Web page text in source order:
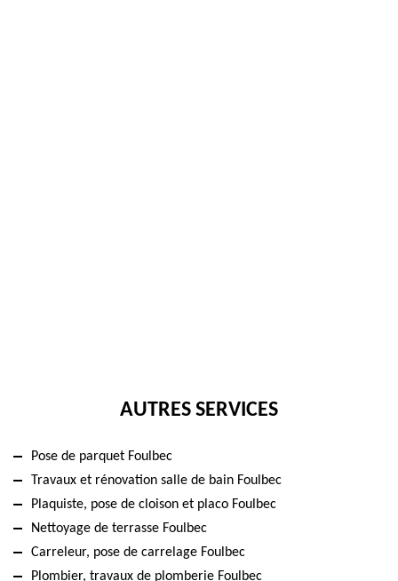
AUTRES SERVICES
Pose de parquet Foulbec
Travaux et rénovation salle de bain Foulbec
Plaquiste, pose de cloison et placo Foulbec
Nettoyage de terrasse Foulbec
Carreleur, pose de carrelage Foulbec
Plombier, travaux de plomberie Foulbec